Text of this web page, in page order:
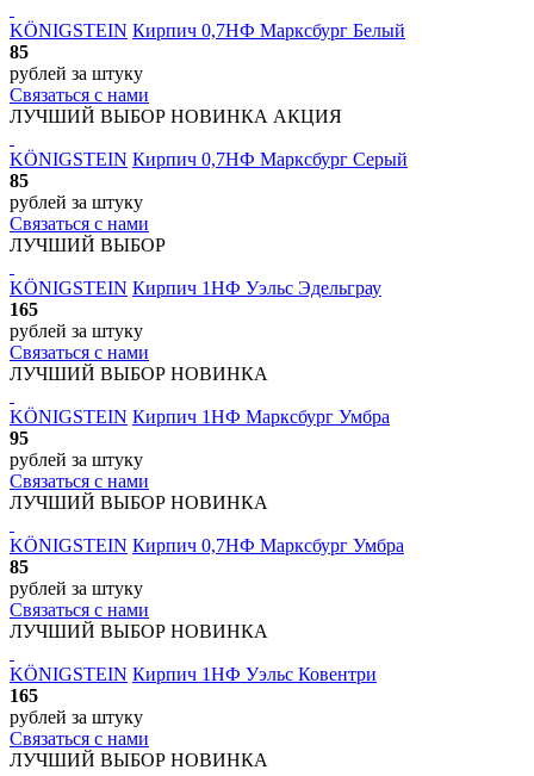
KÖNIGSTEIN Кирпич 0,7НФ Марксбург Белый
85
рублей за штуку
Связаться с нами
ЛУЧШИЙ ВЫБОР НОВИНКА АКЦИЯ
KÖNIGSTEIN Кирпич 0,7НФ Марксбург Серый
85
рублей за штуку
Связаться с нами
ЛУЧШИЙ ВЫБОР
KÖNIGSTEIN Кирпич 1НФ Уэльс Эдельграу
165
рублей за штуку
Связаться с нами
ЛУЧШИЙ ВЫБОР НОВИНКА
KÖNIGSTEIN Кирпич 1НФ Марксбург Умбра
95
рублей за штуку
Связаться с нами
ЛУЧШИЙ ВЫБОР НОВИНКА
KÖNIGSTEIN Кирпич 0,7НФ Марксбург Умбра
85
рублей за штуку
Связаться с нами
ЛУЧШИЙ ВЫБОР НОВИНКА
KÖNIGSTEIN Кирпич 1НФ Уэльс Ковентри
165
рублей за штуку
Связаться с нами
ЛУЧШИЙ ВЫБОР НОВИНКА